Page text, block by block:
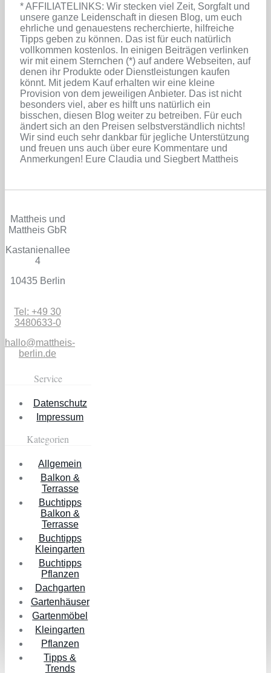
* AFFILIATELINKS: Wir stecken viel Zeit, Sorgfalt und
unsere ganze Leidenschaft in diesen Blog, um euch
ehrliche und genauestens recherchierte, hilfreiche
Tipps geben zu können. Das ist für euch natürlich
vollkommen kostenlos. In einigen Beiträgen verlinken
wir mit einem Sternchen (*) auf andere Webseiten, auf
denen ihr Produkte oder Dienstleistungen kaufen
könnt. Mit jedem Kauf erhalten wir eine kleine
Provision von dem jeweiligen Anbieter. Das ist nicht
besonders viel, aber es hilft uns natürlich ein
bisschen, diesen Blog weiter zu betreiben. Für euch
ändert sich an den Preisen selbstverständlich nichts!
Wir sind euch sehr dankbar für jegliche Unterstützung
und freuen uns auch über eure Kommentare und
Anmerkungen! Eure Claudia und Siegbert Mattheis
Mattheis und
Mattheis GbR
Kastanienallee
4
10435 Berlin
Tel: +49 30
3480633-0
hallo@mattheis-
berlin.de
Service
Datenschutz
Impressum
Kategorien
Allgemein
Balkon &
Terrasse
Buchtipps
Balkon &
Terrasse
Buchtipps
Kleingarten
Buchtipps
Pflanzen
Dachgarten
Gartenhäuser
Gartenmöbel
Kleingarten
Pflanzen
Tipps &
Trends